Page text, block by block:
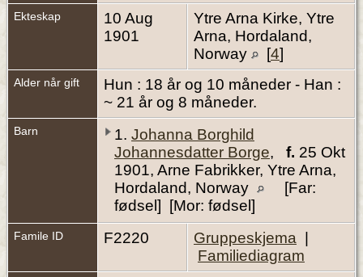
Ekteskap
10 Aug
1901
Ytre Arna Kirke, Ytre
Arna, Hordaland,
Norway
[4]
Alder når gift
Hun : 18 år og 10 måneder - Han :
~ 21 år og 8 måneder.
Barn 1. Johanna Borghild
Johannesdatter Borge, f. 25 Okt
1901, Arne Fabrikker, Ytre Arna,
Hordaland, Norway
[Far:
fødsel] [Mor: fødsel]
Famile ID F2220 Gruppeskjema
Familiediagram